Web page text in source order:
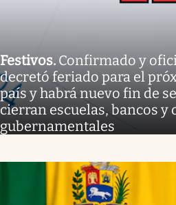
Festivos. Confirmado y
decretó feriado para el
país y habrá nuevo fin de
cierran escuelas, bancos y
gubernamentales